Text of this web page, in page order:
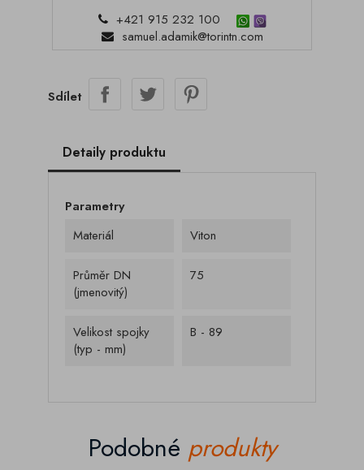
+421 915 232 100
samuel.adamik@torintn.com
Sdílet
Detaily produktu
Parametry
Materiál
Viton
Průměr DN
(jmenovitý)
75
Velikost spojky
(typ - mm)
B - 89
Podobné produkty